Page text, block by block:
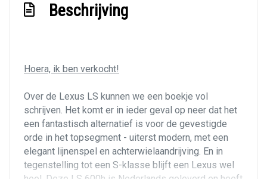
Overige
Knie airbag(s)
Luchtvering en automatische niveauregeling
Passagiersairbag
Beschrijving
Hoera, ik ben verkocht!
Over de Lexus LS kunnen we een boekje vol
schrijven. Het komt er in ieder geval op neer dat het
een fantastisch alternatief is voor de gevestigde
orde in het topsegment - uiterst modern, met een
elegant lijnenspel en achterwielaandrijving. En in
tegenstelling tot een S-klasse blijft een Lexus wel